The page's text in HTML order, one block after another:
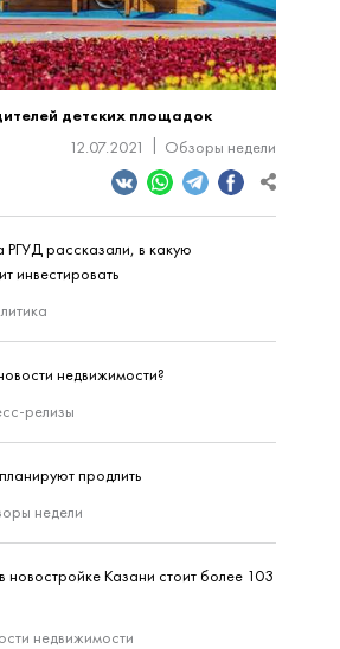
детских площадок
12.07.2021
Обзоры недели
РГУД рассказали, в какую
инвестировать
недвижимости?
релизы
продлить
недели
новостройке Казани стоит более 103
недвижимости